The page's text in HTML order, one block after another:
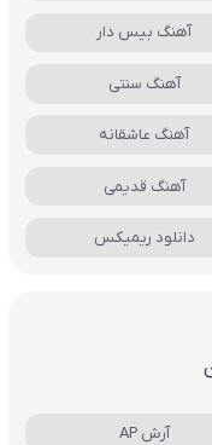
آهنگ بیس دار
آهنگ سنتی
آهنگ عاشقانه
آهنگ قدیمی
دانلود ریمیکس
آرش AP